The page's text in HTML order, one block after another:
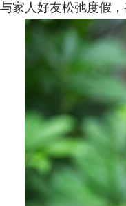
与家人好友松弛度假，